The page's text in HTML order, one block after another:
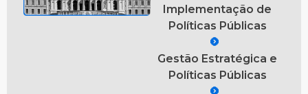
Implementação de
Políticas Públicas
Gestão Estratégica e
Políticas Públicas